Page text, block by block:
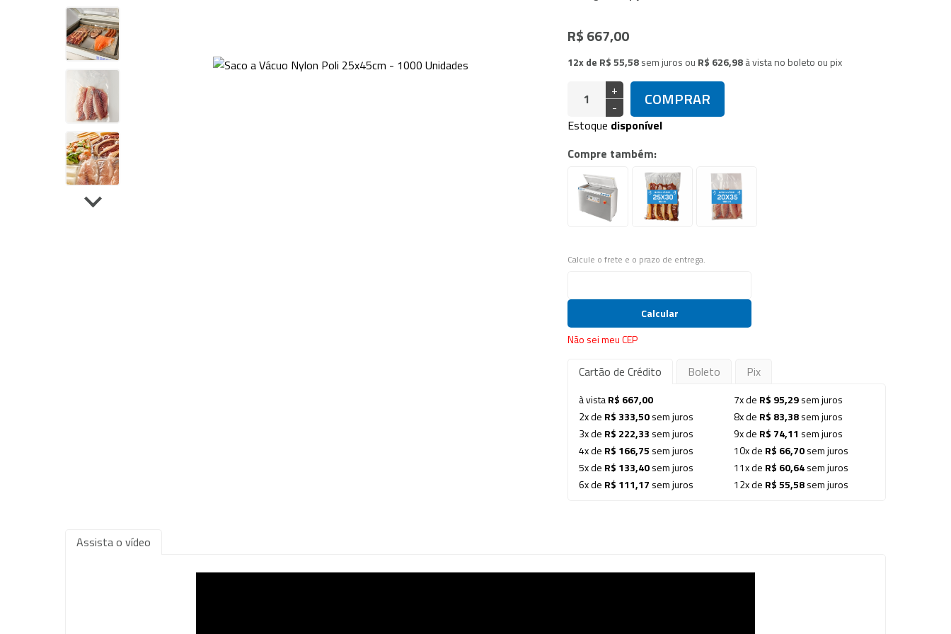
Tanque de Encolhimento
Peças de Reposição
Outros Equipamentos
Bancas
Acessórios
R$ 667,00
12x de R$ 55,58sem juros ou R$ 626,98à vista no boleto ou pix
+
-
COMPRAR
Estoque disponível
Compre também:
Calcule o frete e o prazo de entrega.
Calcular
Não sei meu CEP
Cartão de Crédito Boleto Pix
à vistaR$ 667,00
2x de R$ 333,50sem juros
3x de R$ 222,33 sem juros
4x de R$ 166,75 sem juros
5x de R$ 133,40sem juros
6x de R$ 111,17 sem juros
7x de R$ 95,29sem juros
8x de R$ 83,38sem juros
9x de R$ 74,11 sem juros
10x de R$ 66,70sem juros
11x de R$ 60,64sem juros
12x de R$ 55,58sem juros
Assista o vídeo